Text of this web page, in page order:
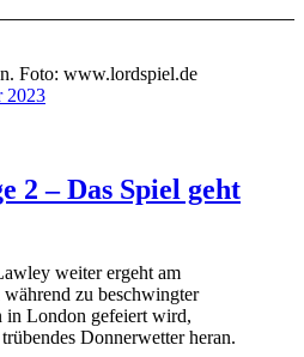
2023
2 – Das Spiel geht
weiter ergeht am
zu beschwingter
in London gefeiert wird,
Donnerwetter heran.